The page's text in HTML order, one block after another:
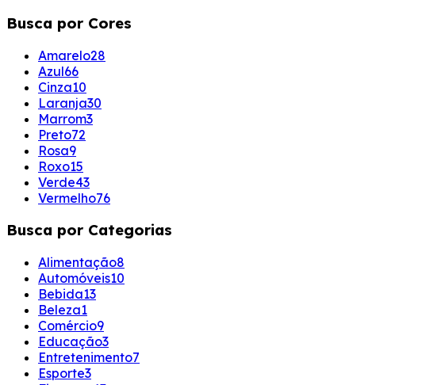
Busca por Cores
Amarelo28
Azul66
Cinza10
Laranja30
Marrom3
Preto72
Rosa9
Roxo15
Verde43
Vermelho76
Busca por Categorias
Alimentação8
Automóveis10
Bebida13
Beleza1
Comércio9
Educação3
Entretenimento7
Esporte3